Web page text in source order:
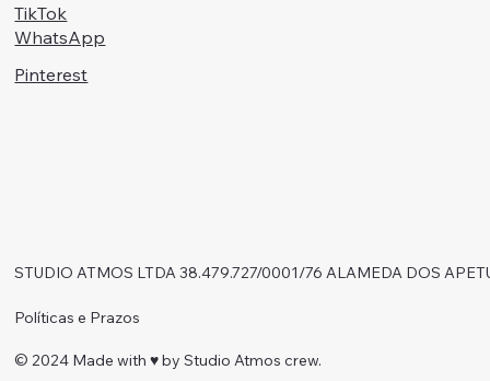
TikTok
WhatsApp
Pinterest
STUDIO ATMOS LTDA 38.479.727/0001/76 ALAMEDA DOS
Políticas e Prazos
© 2024 Made with ♥︎ by Studio Atmos crew.